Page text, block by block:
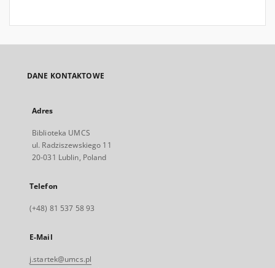
DANE KONTAKTOWE
Adres
Biblioteka UMCS
ul. Radziszewskiego 11
20-031 Lublin, Poland
Telefon
(+48) 81 537 58 93
E-Mail
j.startek@umcs.pl